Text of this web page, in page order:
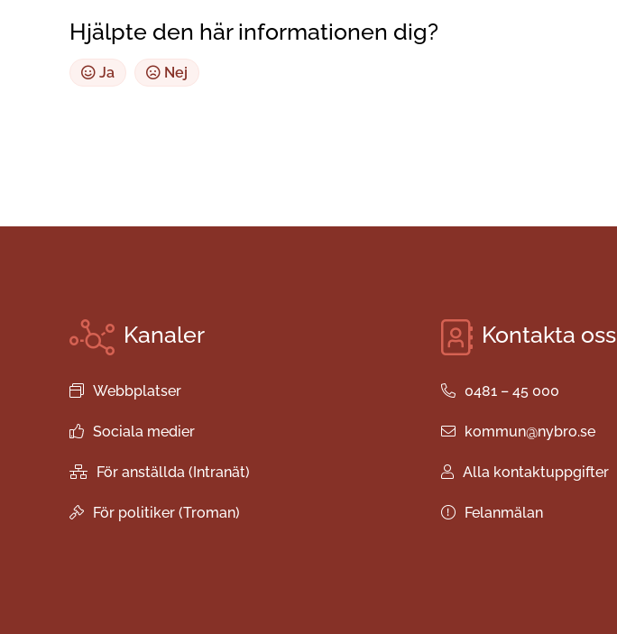
Hjälpte den här informationen dig?
Ja Nej
Kanaler
Webbplatser
Sociala medier
För anställda (Intranät)
För politiker (Troman)
Kontakta oss
0481 – 45 000
kommun@nybro.se
Alla kontaktuppgifter
Felanmälan